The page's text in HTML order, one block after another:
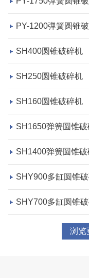
湖北省荆州市鼎盛
线
项目坐标
湖北省荆州市
项目业主
咨
PY-1200弹簧圆锥
SH400圆锥破碎机
SH250圆锥破碎机
SH160圆锥破碎机
SH1650弹簧圆锥
SH1400弹簧圆锥
SHY900多缸圆锥
SHY700多缸圆锥
浏览